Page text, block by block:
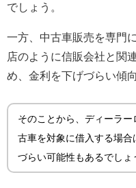
でしょう。
一方、中古車販売を専門
店のように信販会社と関
め、金利を下げづらい傾
そのことから、ディーラ
古車を対象に借入する場
づらい可能性もあるでしょ